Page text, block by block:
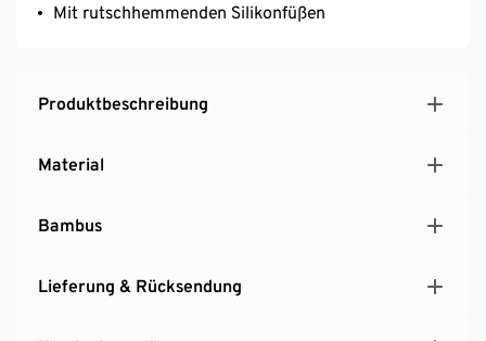
Mit rutschhemmenden Silikonfüßen
Produktbeschreibung
Material
Bambus
Lieferung & Rücksendung